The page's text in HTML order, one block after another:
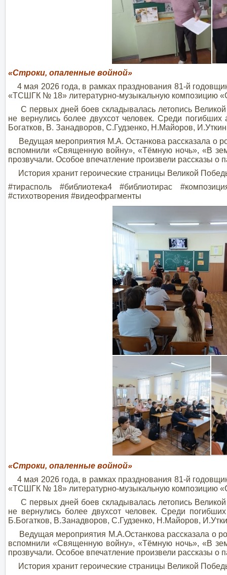
«Строки, опаленные войной»
4 мая 2026 года, в рамках празднования 81-й
«ТСШГК № 18» литературно-музыкальную композицию
С первых дней боев складывалась летопись Великой
не вернулись более двухсот человек. Среди
Богатков, В. Занадворов, С.Гудзенко, Н.Майоров,
Ведущая мероприятия М.А. Останкова рассказала о
вспомнили «Священную войну», «Тёмную ночь», «В
прозвучали. Особое впечатление произвели рассказы
История хранит героические страницы Великой
#тирасполь #библиотека4 #библиотирас
#стихотворения #видеофрагменты
«Строки, опаленные войной»
4 мая 2026 года, в рамках празднования 81-й
«ТСШГК № 18» литературно-музыкальную композицию
С первых дней боев складывалась летопись Великой
не вернулись более двухсот человек. Среди
Б.Богатков, В.Занадворов, С.Гудзенко, Н.Майоров,
Ведущая мероприятия М.А.Останкова рассказала о
вспомнили «Священную войну», «Тёмную ночь», «В
прозвучали. Особое впечатление произвели рассказы
История хранит героические страницы Великой